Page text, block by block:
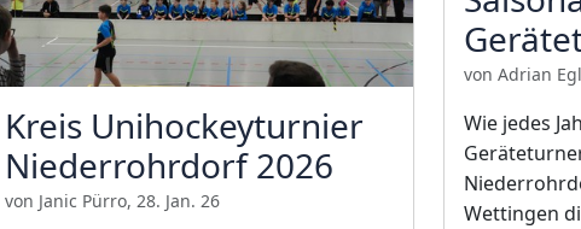
von Adrian
Wie jedes
Wettingen
Kreis Unihockeyturnier
Niederrohrdorf 2026
von Janic Pürro, 28. Jan. 26